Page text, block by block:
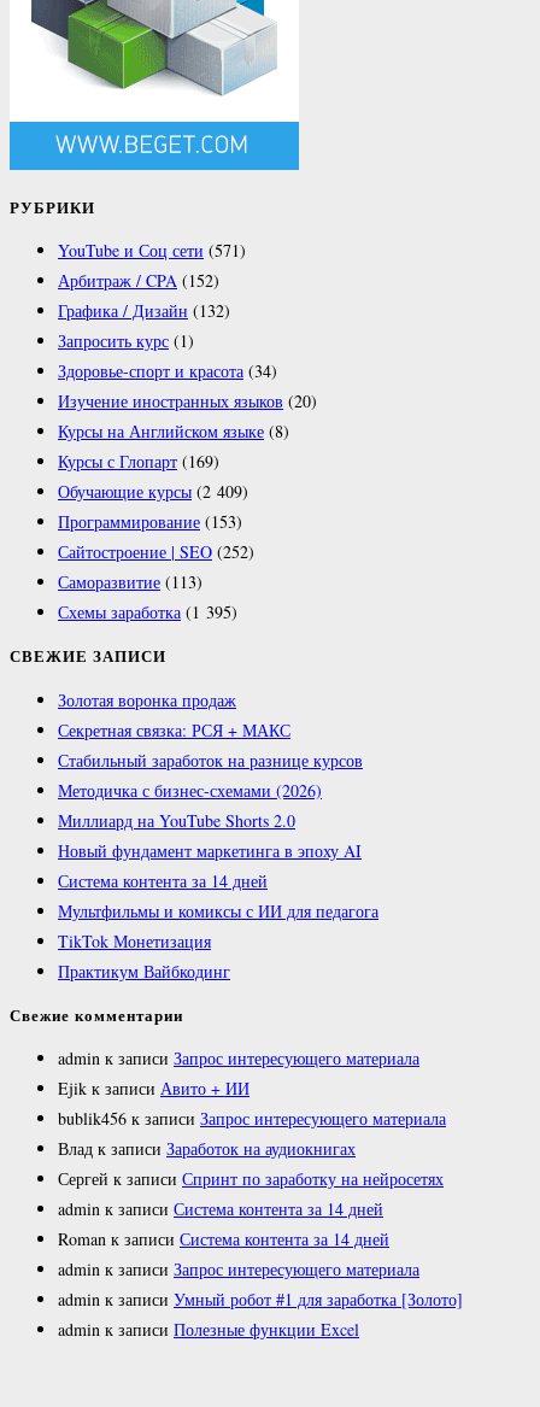
РУБРИКИ
YouTube и Соц сети (571)
Арбитраж / CPA (152)
Графика / Дизайн (132)
Запросить курс (1)
Здоровье-спорт и красота (34)
Изучение иностранных языков (20)
Курсы на Английском языке (8)
Курсы с Глопарт (169)
Обучающие курсы (2 409)
Программирование (153)
Сайтостроение | SEO (252)
Саморазвитие (113)
Схемы заработка (1 395)
СВЕЖИЕ ЗАПИСИ
Золотая воронка продаж
Секретная связка: РСЯ + МАКС
Стабильный заработок на разнице курсов
Методичка с бизнес-схемами (2026)
Миллиард на YouTube Shorts 2.0
Новый фундамент маркетинга в эпоху AI
Система контента за 14 дней
Мультфильмы и комиксы с ИИ для педагога
TikTok Монетизация
Практикум Вайбкодинг
Свежие комментарии
admin к записи Запрос интересующего материала
Ejik к записи Авито + ИИ
bublik456 к записи Запрос интересующего материала
Влад к записи Заработок на аудиокнигах
Сергей к записи Спринт по заработку на нейросетях
admin к записи Система контента за 14 дней
Roman к записи Система контента за 14 дней
admin к записи Запрос интересующего материала
admin к записи Умный робот #1 для заработка [Золото]
admin к записи Полезные функции Excel